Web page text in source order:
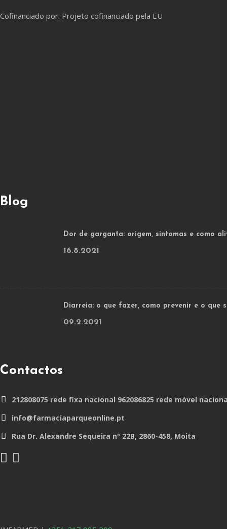
Cofinanciado por: Projeto cofinanciado pela EU
Blog
Dor de garganta: origem, sintomas e como
16.8.2021
Diarreia: o que fazer, como prevenir e o que
09.2.2021
Contactos
212808075 rede fixa nacional 962086825 rede móvel
info@farmaciaparqueonline.pt
Rua Dr. Alexandre Sequeira nº 22B, 2860-458, Moita